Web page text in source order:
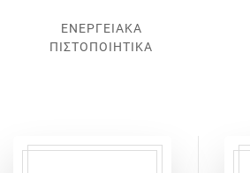
ΕΝΕΡΓΕΙΑΚΑ
ΠΙΣΤΟΠΟΙΗΤΙΚΑ